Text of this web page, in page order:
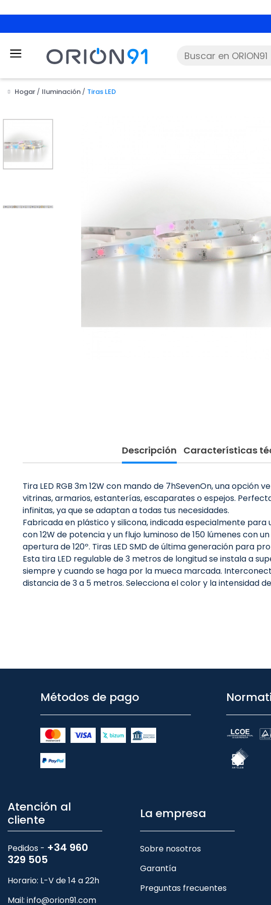
Hogar Iluminación Tiras LED
Descripción Características
Tira LED RGB 3m 12W con mando de 7hSevenOn, una
vitrinas, armarios, estanterías, escaparates o espejos.
infinitas, ya que se adaptan a todas tus necesidades.
Fabricada en plástico y silicona, indicada especialmente
con 12W de potencia y un flujo luminoso de 150 lúmenes con
apertura de 120º. Tiras LED SMD de última generación para
Esta tira LED regulable de 3 metros de longitud se instala a
siempre y cuando se haga por la mueca marcada.
distancia de 3 a 5 metros. Selecciona el color y la intensidad
Métodos de pago
Atención al
cliente
Pedidos - +34 960
329 505
Horario: L-V de 14 a 22h
Mail: info@orion91.com
La empresa
Sobre nosotros
Garantía
Preguntas frecuentes